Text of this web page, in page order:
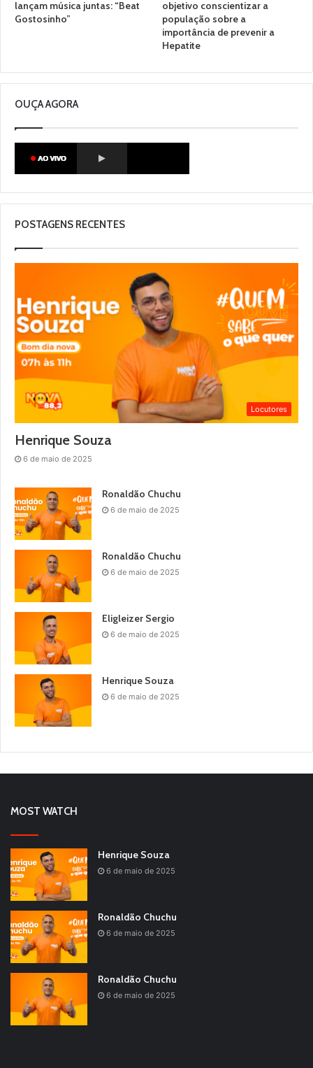
lançam música juntas: “Beat
Gostosinho”
objetivo conscientizar a
população sobre a
importância de prevenir a
Hepatite
OUÇA AGORA
POSTAGENS RECENTES
Locutores
Henrique Souza
6 de maio de 2025
Ronaldão Chuchu
6 de maio de 2025
Ronaldão Chuchu
6 de maio de 2025
Eligleizer Sergio
6 de maio de 2025
Henrique Souza
6 de maio de 2025
MOST WATCH
Henrique Souza
6 de maio de 2025
Ronaldão Chuchu
6 de maio de 2025
Ronaldão Chuchu
6 de maio de 2025